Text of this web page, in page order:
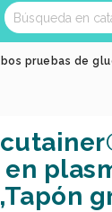
pruebas de